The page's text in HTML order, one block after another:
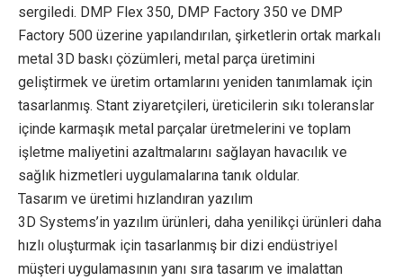
sergiledi. DMP Flex 350, DMP Factory 350 ve DMP
Factory 500 üzerine yapılandırılan, şirketlerin ortak markalı
metal 3D baskı çözümleri, metal parça üretimini
geliştirmek ve üretim ortamlarını yeniden tanımlamak için
tasarlanmış. Stant ziyaretçileri, üreticilerin sıkı toleranslar
içinde karmaşık metal parçalar üretmelerini ve toplam
işletme maliyetini azaltmalarını sağlayan havacılık ve
sağlık hizmetleri uygulamalarına tanık oldular.
Tasarım ve üretimi hızlandıran yazılım
3D Systems’in yazılım ürünleri, daha yenilikçi ürünleri daha
hızlı oluşturmak için tasarlanmış bir dizi endüstriyel
müşteri uygulamasının yanı sıra tasarım ve imalattan